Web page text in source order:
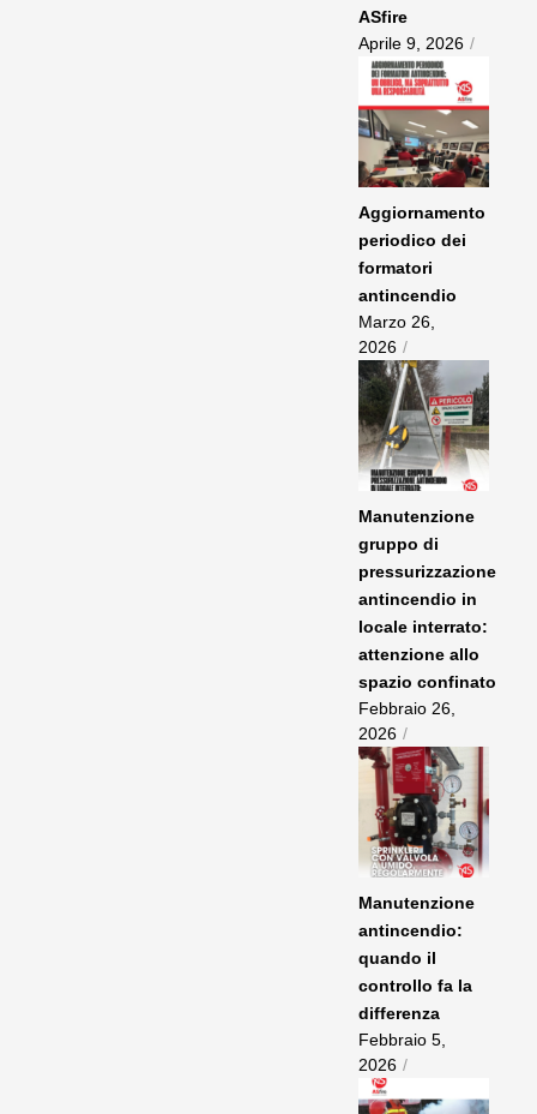
ASfire
Aprile 9, 2026 /
Aggiornamento
periodico dei
formatori
antincendio
Marzo 26,
2026 /
Manutenzione
gruppo di
pressurizzazione
antincendio in
locale interrato:
attenzione allo
spazio confinato
Febbraio 26,
2026 /
Manutenzione
antincendio:
quando il
controllo fa la
differenza
Febbraio 5,
2026 /